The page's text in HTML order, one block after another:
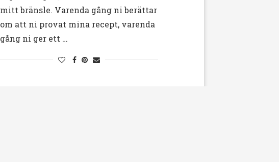
mitt bränsle. Varenda gång ni berättar
om att ni provat mina recept, varenda
gång ni ger ett …